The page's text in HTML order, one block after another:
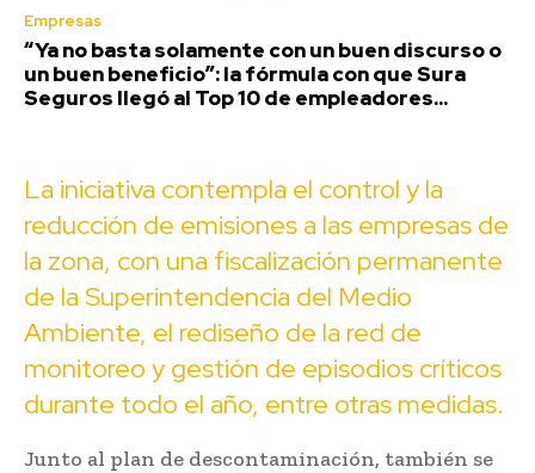
Empresas
“Ya no basta solamente con un buen discurso o
un buen beneficio”: la fórmula con que Sura
Seguros llegó al Top 10 de empleadores...
La iniciativa contempla el control y la
reducción de emisiones a las empresas de
la zona, con una fiscalización permanente
de la Superintendencia del Medio
Ambiente, el rediseño de la red de
monitoreo y gestión de episodios críticos
durante todo el año, entre otras medidas.
Junto al plan de descontaminación, también se